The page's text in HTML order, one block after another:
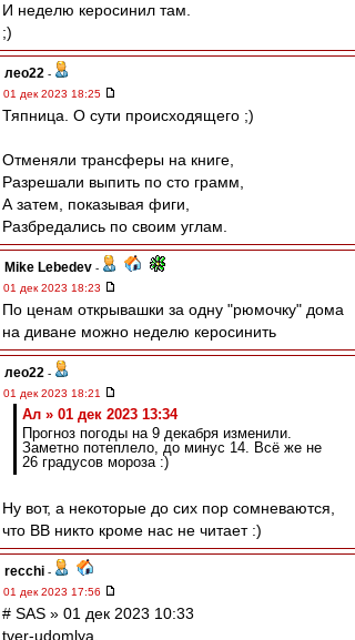
И неделю керосинил там.
;)
лео22 -
01 дек 2023 18:25
Тяпница. О сути происходящего ;)
Отменяли трансферы на книге,
Разрешали выпить по сто грамм,
А затем, показывая фиги,
Разбредались по своим углам.
Mike Lebedev -
01 дек 2023 18:23
По ценам открывашки за одну "рюмочку" дома
на диване можно неделю керосинить
лео22 -
01 дек 2023 18:21
Ал » 01 дек 2023 13:34
Прогноз погоды на 9 декабря изменили.
Заметно потеплело, до минус 14. Всё же не
26 градусов мороза :)
Ну вот, а некоторые до сих пор сомневаются,
что ВВ никто кроме нас не читает :)
recchi -
01 дек 2023 17:56
# SAS » 01 дек 2023 10:33
tver-udomlya,